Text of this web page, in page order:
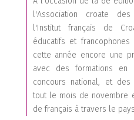
l'Association croate
l'Institut français de
éducatifs et
cette année encore une
avec des formations
concours national, et
tout le mois de novembre
de français à travers le